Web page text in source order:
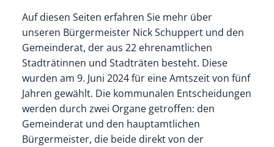
Auf diesen Seiten erfahren Sie mehr über
unseren Bürgermeister Nick Schuppert und den
Gemeinderat, der aus 22 ehrenamtlichen
Stadträtinnen und Stadträten besteht. Diese
wurden am 9. Juni 2024 für eine Amtszeit von fünf
Jahren gewählt. Die kommunalen Entscheidungen
werden durch zwei Organe getroffen: den
Gemeinderat und den hauptamtlichen
Bürgermeister, die beide direkt von der